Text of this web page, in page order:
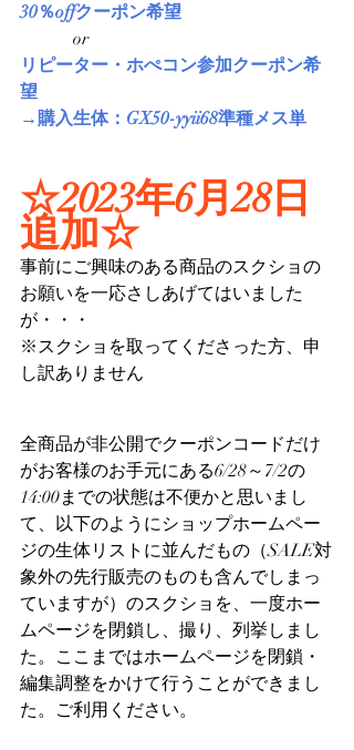
30％offクーポン希望
or
リピーター・ホぺコン参加クーポン希
望
→購入生体：GX50-yyii68準種メス単
☆2023年6月28日
追加☆
事前にご興味のある商品のスクショの
お願いを一応さしあげてはいました
が・・・
※スクショを取ってくださった方、申
し訳ありません
全商品が非公開でクーポンコードだけ
がお客様のお手元にある6/28～7/2の
14:00までの状態は不便かと思いまし
て、以下のようにショップホームペー
ジの生体リストに並んだもの（SALE対
象外の先行販売のものも含んでしまっ
ていますが）のスクショを、一度ホー
ムページを閉鎖し、撮り、列挙しまし
た。ここまではホームページを閉鎖・
編集調整をかけて行うことができまし
た。ご利用ください。